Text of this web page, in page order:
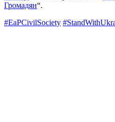
Громадян“.
#EaPCivilSociety